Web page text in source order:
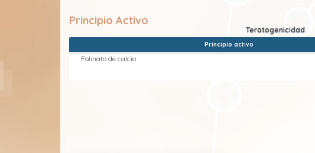
Principio Activo
Principio activo
Folinato de calcio